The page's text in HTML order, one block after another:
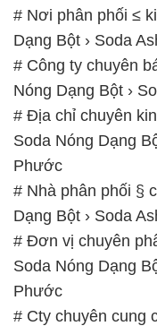
# Nơi phân phối ≤
Dạng Bột › Soda
# Công ty chuyên
Nóng Dạng Bột ›
# Địa chỉ chuyên
Soda Nóng Dạng
Phước
# Nhà phân phối §
Dạng Bột › Soda
# Đơn vị chuyên
Soda Nóng Dạng
Phước
# Cty chuyên cung